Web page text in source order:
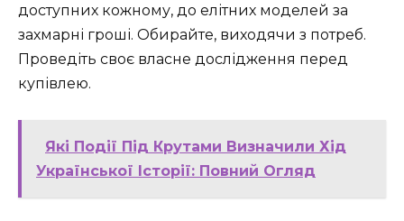
доступних кожному, до елітних моделей за
захмарні гроші. Обирайте, виходячи з потреб.
Проведіть своє власне дослідження перед
купівлею.
Які Події Під Крутами Визначили Хід
Української Історії: Повний Огляд